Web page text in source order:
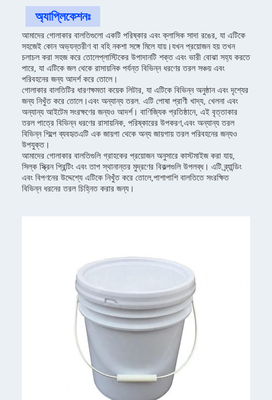
অ্যাপ্লিকেশনঃ
আমাদের গোলাকার বালতিগুলো একটি পরিষ্কার এবং ক্লাসিক সাদা রঙের, যা এটিকে
সহজেই কোন অভ্যন্তরীণ বা বহি নকশা সঙ্গে মিলে যায়।যখন প্রয়োজন হয় তখন
চলাচল করা সহজ করে তোলেপ্লাস্টিকের উপাদানটি শক্ত এবং ভারী বোঝা সহ্য করতে
পারে, যা এটিকে জল থেকে রাসায়নিক পর্যন্ত বিভিন্ন ধরণের তরল সঞ্চয় এবং
পরিবহনের জন্য আদর্শ করে তোলে।
গোলাকার বালতিটির ধারণক্ষমতা কয়েক লিটার, যা এটিকে বিভিন্ন অনুষ্ঠান এবং দৃশ্যের
জন্য নিখুঁত করে তোলে।এবং অন্যান্য তরল. এটি পোষা প্রাণী খাদ্য, খেলনা এবং
অন্যান্য আইটেম সংরক্ষণের জন্যও আদর্শ। বাণিজ্যিক প্রতিষ্ঠানে, এই বৃত্তাকার
তরল পাত্রে বিভিন্ন ধরণের রাসায়নিক, পরিষ্কারের উপকরণ,এবং অন্যান্য তরল
বিভিন্ন শিল্পে ব্যবহৃতএটি এক জায়গা থেকে অন্য জায়গায় তরল পরিবহনের জন্যও
উপযুক্ত।
আমাদের গোলাকার বালতিগুলি গ্রাহকের প্রয়োজন অনুসারে কাস্টমাইজ করা যায়,
সিল্ক স্ক্রিন প্রিন্টিং এবং তাপ স্থানান্তর মুদ্রণের বিকল্পগুলি উপলব্ধ। এটি ব্র্যান্ডিং
এবং বিপণনের উদ্দেশ্যে এটিকে নিখুঁত করে তোলে,পাশাপাশি বালতিতে সংরক্ষিত
বিভিন্ন ধরনের তরল চিহ্নিত করার জন্য।